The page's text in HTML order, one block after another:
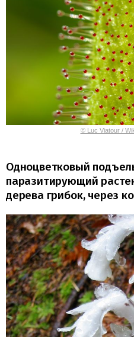
© Luc Viatour /
Одноцветковый
паразитирующий
дерева грибок, через